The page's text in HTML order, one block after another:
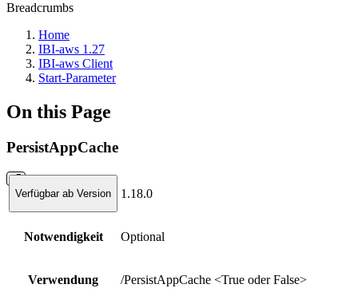
Breadcrumbs
Home
IBI-aws 1.27
IBI-aws Client
Start-Parameter
On this Page
PersistAppCache
Verfügbar ab Version 1.18.0
Notwendigkeit Optional
Verwendung /PersistAppCache <True oder False>